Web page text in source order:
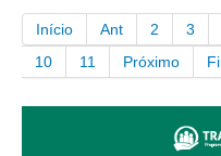
Eliminação de Autos
Ementário
Produtividade dos
Início
Ant 2 3
10
11 Próximo